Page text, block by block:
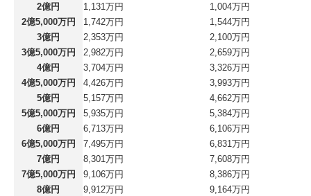
2億円
1,131万円
1,004万円
2億5,000万円
1,742万円
1,544万円
3億円
2,353万円
2,100万円
3億5,000万円
2,982万円
2,659万円
4億円
3,704万円
3,326万円
4億5,000万円
4,426万円
3,993万円
5億円
5,157万円
4,662万円
5億5,000万円
5,935万円
5,384万円
6億円
6,713万円
6,106万円
6億5,000万円
7,495万円
6,831万円
7億円
8,301万円
7,608万円
7億5,000万円
9,106万円
8,386万円
8億円
9,912万円
9,164万円